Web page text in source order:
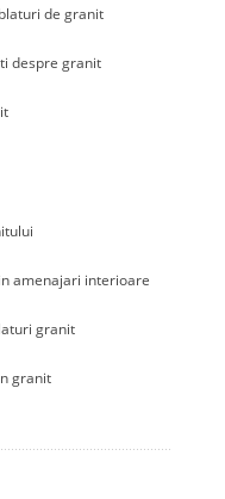
de granit
despre granit
amenajari interioare
granit
granit